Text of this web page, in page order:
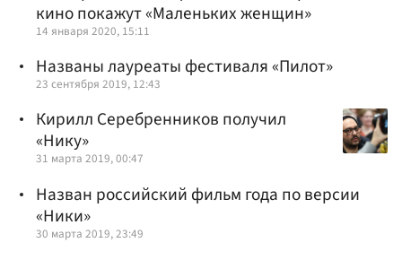
кино покажут «Маленьких женщин»
14 января 2020, 15:11
Названы лауреаты фестиваля «Пилот»
23 сентября 2019, 12:43
Кирилл Серебренников получил
«Нику»
31 марта 2019, 00:47
Назван российский фильм года по версии
«Ники»
30 марта 2019, 23:49